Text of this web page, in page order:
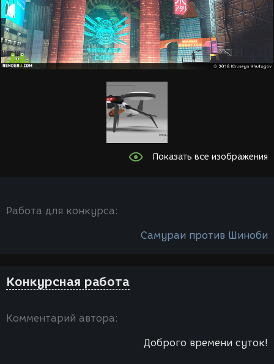
Показать все изображения
Работа для конкурса:
Самураи против Шиноби
Конкурсная работа
Комментарий автора:
Доброго времени суток!